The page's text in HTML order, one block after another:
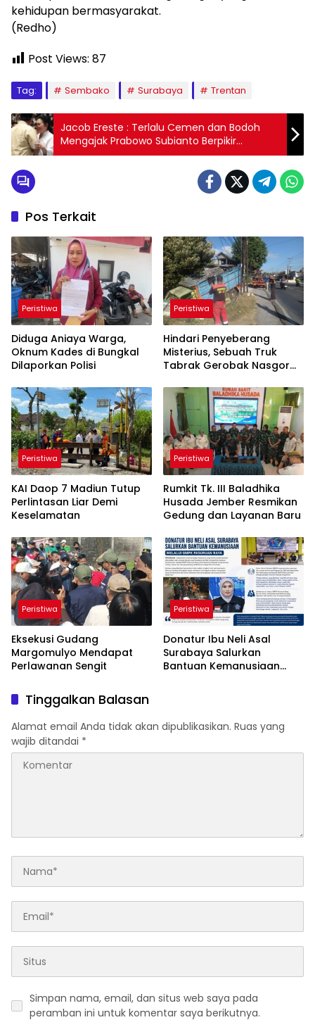
kehidupan bermasyarakat.
(Redho)
Post Views: 87
Tag: Sembako Surabaya Trentan
Jacob Ereste : Terlalu Cemen dan Bodoh
Mengajak Prabowo Subianto Berpikir
Tentang Kekuasaan Untuk Periode Kedua
Pos Terkait
Peristiwa
Diduga Aniaya Warga,
Oknum Kades di Bungkal
Dilaporkan Polisi
Peristiwa
Hindari Penyeberang
Misterius, Sebuah Truk
Tabrak Gerobak Nasgor
Ponorogo
Peristiwa
KAI Daop 7 Madiun Tutup
Perlintasan Liar Demi
Keselamatan
Peristiwa
Rumkit Tk. III Baladhika
Husada Jember Resmikan
Gedung dan Layanan Baru
Peristiwa
Eksekusi Gudang
Margomulyo Mendapat
Perlawanan Sengit
Peristiwa
Donatur Ibu Neli Asal
Surabaya Salurkan
Bantuan Kemanusiaan
Tinggalkan Balasan
Alamat email Anda tidak akan dipublikasikan. Ruas yang
wajib ditandai *
Simpan nama, email, dan situs web saya pada
peramban ini untuk komentar saya berikutnya.